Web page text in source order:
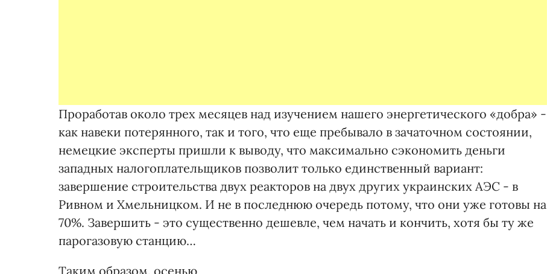
Проработав около трех месяцев над изучением нашего энергетического «добра» -
как навеки потерянного, так и того, что еще пребывало в зачаточном состоянии,
немецкие эксперты пришли к выводу, что максимально сэкономить деньги
западных налогоплательщиков позволит только единственный вариант:
завершение строительства двух реакторов на двух других украинских АЭС - в
Ривном и Хмельницком. И не в последнюю очередь потому, что они уже готовы на
70%. Завершить - это существенно дешевле, чем начать и кончить, хотя бы ту же
парогазовую станцию…
Таким образом, осенью